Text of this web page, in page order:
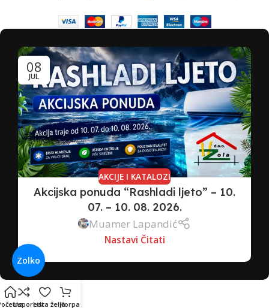
08
JUL
AKCIJE I KATALOZI
Akcijska ponuda “Rashladi ljeto” – 10.
07. – 10. 08. 2026.
Muamer Lapandić
Nastavi Čitati
UsporediLista željaKorpa
Zolko